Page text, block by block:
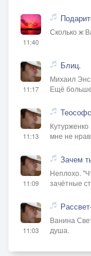
11:40
Сколько ж
11:17
Блиц.
Михаил Энс
Ещё больше
11:13
мне не
11:09
Зачем
Неплохо.
зачётные
11:03
Ванина
душа.